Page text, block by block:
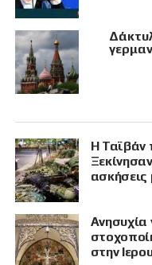
Η Ταϊβάν
ασκήσεις
Ανησυχία
στην